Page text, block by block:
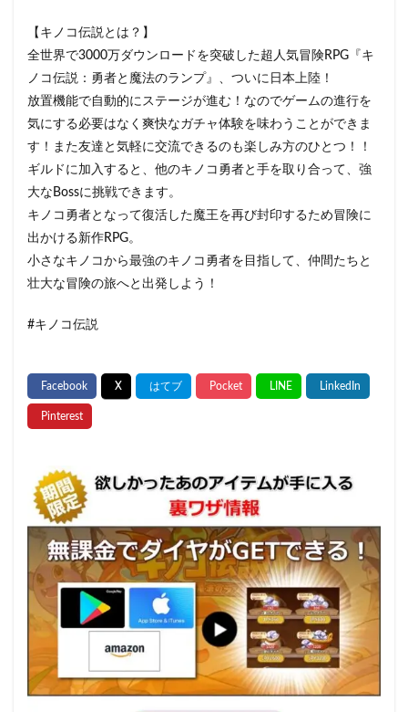
【キノコ伝説とは？】
全世界で3000万ダウンロードを突破した超人気冒険RPG『キ
ノコ伝説：勇者と魔法のランプ』、ついに日本上陸！
放置機能で自動的にステージが進む！なのでゲームの進行を
気にする必要はなく爽快なガチャ体験を味わうことができま
す！また友達と気軽に交流できるのも楽しみ方のひとつ！！
ギルドに加入すると、他のキノコ勇者と手を取り合って、強
大なBossに挑戦できます。
キノコ勇者となって復活した魔王を再び封印するため冒険に
出かける新作RPG。
小さなキノコから最強のキノコ勇者を目指して、仲間たちと
壮大な冒険の旅へと出発しよう！
#キノコ伝説